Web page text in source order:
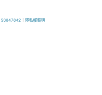
53847842 ｜ 隱私權聲明